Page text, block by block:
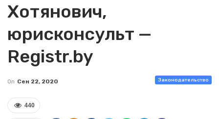
Хотянович,
юрисконсульт —
Registr.by
Законодательство
On Сен 22, 2020
440